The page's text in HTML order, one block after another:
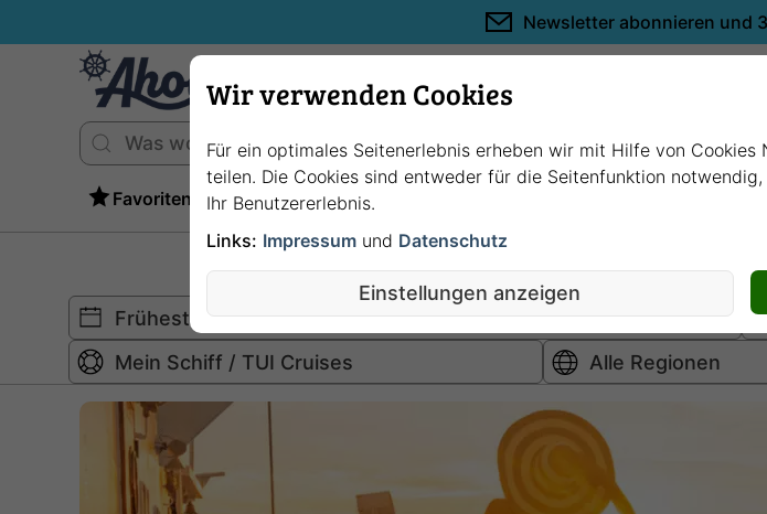
Newsletter abonnieren und
Favoriten
Wir verwenden Cookies
Für ein optimales Seitenerlebnis erheben wir mit Hilfe von
teilen. Die Cookies sind entweder für die Seitenfunktion
Ihr Benutzererlebnis.
Links: Impressum und Datenschutz
Einstellungen anzeigen